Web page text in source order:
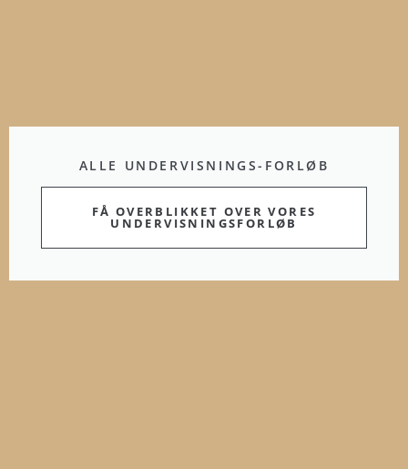
ALLE UNDERVISNINGS-FORLØB
FÅ OVERBLIKKET OVER VORES
UNDERVISNINGSFORLØB